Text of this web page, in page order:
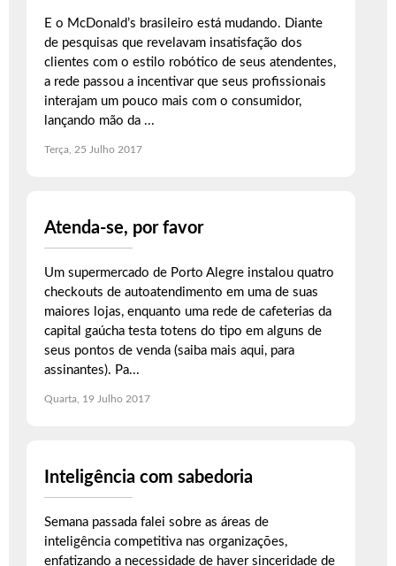
E o McDonald’s brasileiro está mudando. Diante
de pesquisas que revelavam insatisfação dos
clientes com o estilo robótico de seus atendentes,
a rede passou a incentivar que seus profissionais
interajam um pouco mais com o consumidor,
lançando mão da ...
Terça, 25 Julho 2017
Atenda-se, por favor
Um supermercado de Porto Alegre instalou quatro
checkouts de autoatendimento em uma de suas
maiores lojas, enquanto uma rede de cafeterias da
capital gaúcha testa totens do tipo em alguns de
seus pontos de venda (saiba mais aqui, para
assinantes). Pa...
Quarta, 19 Julho 2017
Inteligência com sabedoria
Semana passada falei sobre as áreas de
inteligência competitiva nas organizações,
enfatizando a necessidade de haver sinceridade de